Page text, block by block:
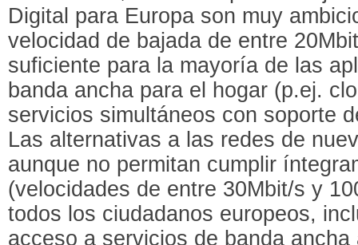
Digital para Europa son muy
velocidad de bajada de entre
suficiente para la mayoría de las
banda ancha para el hogar (p.ej.
servicios simultáneos con soporte
Las alternativas a las redes de
aunque no permitan cumplir
(velocidades de entre 30Mbit/s y
todos los ciudadanos europeos,
acceso a servicios de banda